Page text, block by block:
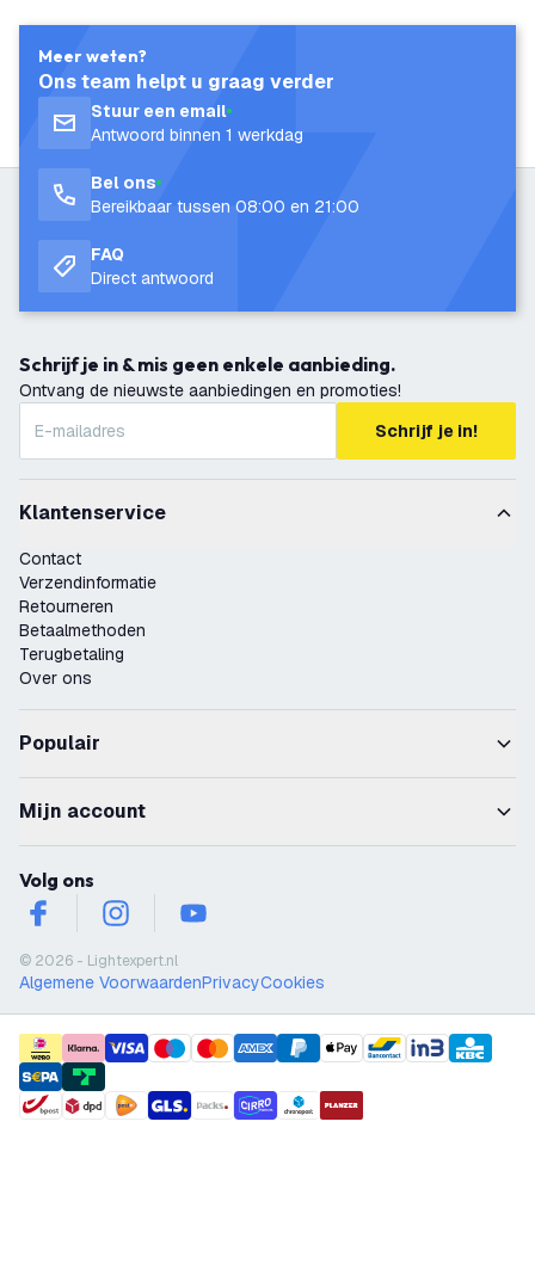
Meer weten?
Ons team helpt u graag verder
Stuur een email
Antwoord binnen 1 werkdag
Bel ons
Bereikbaar tussen 08:00 en 21:00
FAQ
Direct antwoord
Schrijf je in & mis geen enkele aanbieding.
Ontvang de nieuwste aanbiedingen en promoties!
Schrijf je in!
Klantenservice
Contact
Verzendinformatie
Retourneren
Betaalmethoden
Terugbetaling
Over ons
Populair
Mijn account
Volg ons
facebookinstagramyoutube
© 2026 - Lightexpert.nl
Algemene VoorwaardenPrivacyCookies
payment methods
shipment methods